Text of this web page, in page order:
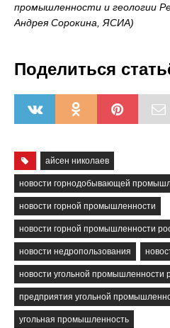
промышленности и геологии
Андрея Сорокина, ЯСИА)
Поделиться
айсен николаев
новости горнодобывающей
новости горной промышленности
новости горной промышленности
новости недропользования
новости угольной промышленности
предприятия угольной
угольная промышленность